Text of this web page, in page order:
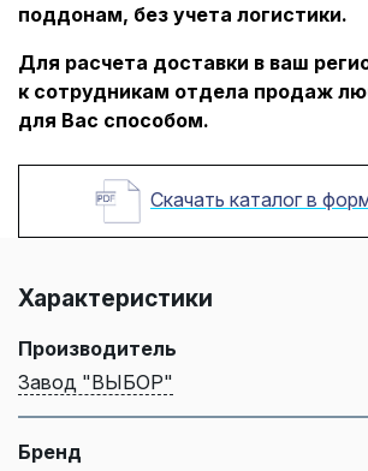
поддонам, без учета логистики.
Для расчета доставки в ваш
к сотрудникам отдела продаж
для Вас способом.
Скачать каталог в
Характеристики
Производитель
Завод "ВЫБОР"
Бренд